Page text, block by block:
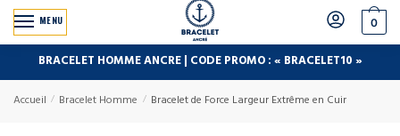
MENU 0
BRACELET HOMME ANCRE | CODE PROMO : « BRACELET10 »
Accueil / Bracelet Homme / Bracelet de Force Largeur Extrême en Cuir